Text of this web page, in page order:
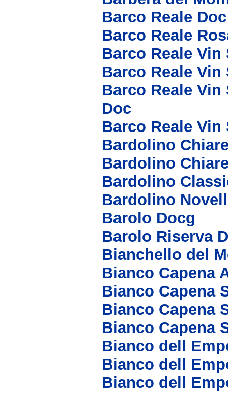
Barco Reale Doc
Barco Reale
Barco Reale Vin
Barco Reale
Barco Reale
Doc
Barco Reale
Bardolino
Bardolino
Bardolino
Bardolino
Barolo Docg
Barolo Riserva
Bianchello del
Bianco Capena
Bianco Capena
Bianco Capena
Bianco Capena
Bianco dell
Bianco dell
Bianco dell